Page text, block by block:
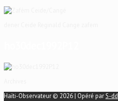
Haïti-Observateur © 2026 | Opéré parS-dd